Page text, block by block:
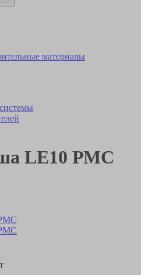
материалы
LE10 РМС